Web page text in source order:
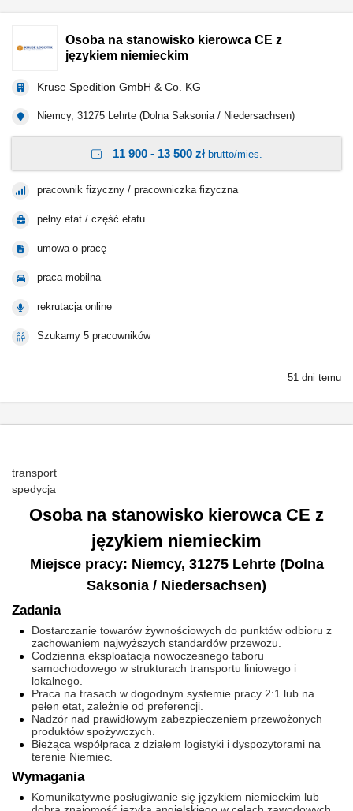
Osoba na stanowisko kierowca CE z
językiem niemieckim
Kruse Spedition GmbH & Co. KG
Niemcy, 31275 Lehrte (Dolna Saksonia / Niedersachsen)
11 900 - 13 500 złbrutto/mies.
pracownik fizyczny / pracowniczka fizyczna
pełny etat / część etatu
umowa o pracę
praca mobilna
rekrutacja online
Szukamy 5 pracowników
51 dni temu
transport
spedycja
Osoba na stanowisko kierowca CE z
językiem niemieckim
Miejsce pracy: Niemcy, 31275 Lehrte (Dolna
Saksonia / Niedersachsen)
Zadania
Dostarczanie towarów żywnościowych do punktów odbioru z
zachowaniem najwyższych standardów przewozu.
Codzienna eksploatacja nowoczesnego taboru
samochodowego w strukturach transportu liniowego i
lokalnego.
Praca na trasach w dogodnym systemie pracy 2:1 lub na
pełen etat, zależnie od preferencji.
Nadzór nad prawidłowym zabezpieczeniem przewożonych
produktów spożywczych.
Bieżąca współpraca z działem logistyki i dyspozytorami na
terenie Niemiec.
Wymagania
Komunikatywne posługiwanie się językiem niemieckim lub